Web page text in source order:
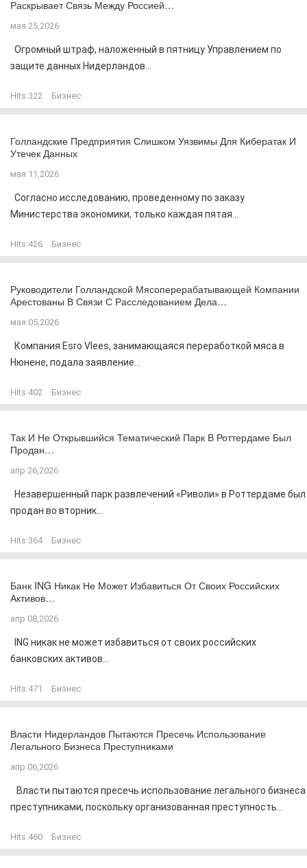
Раскрывает Связь Между Россией…
мая 25,2026
Огромный штраф, наложенный в пятницу Управлением по
защите данных Нидерландов...
Hits:322 Бизнес
Голландские Предприятия Слишком Уязвимы Для Кибератак И
Утечек Данных
мая 11,2026
Согласно исследованию, проведенному по заказу
Министерства экономики, только каждая пятая...
Hits:426 Бизнес
Руководители Голландской Мясоперерабатывающей Компании
Арестованы В Связи С Расследованием Дела…
мая 05,2026
Компания Esro Vlees, занимающаяся переработкой мяса в
Нюнене, подала заявление...
Hits:402 Бизнес
Так И Не Открывшийся Тематический Парк В Роттердаме Был
Продан…
апр 26,2026
Незавершенный парк развлечений «Риволи» в Роттердаме был
продан во вторник...
Hits:364 Бизнес
Банк ING Никак Не Может Избавиться От Своих Российских
Активов…
апр 08,2026
ING никак не может избавиться от своих российских
банковских активов...
Hits:471 Бизнес
Власти Нидерландов Пытаются Пресечь Использование
Легального Бизнеса Преступниками
апр 06,2026
Власти пытаются пресечь использование легального бизнеса
преступниками, поскольку организованная преступность...
Hits:460 Бизнес